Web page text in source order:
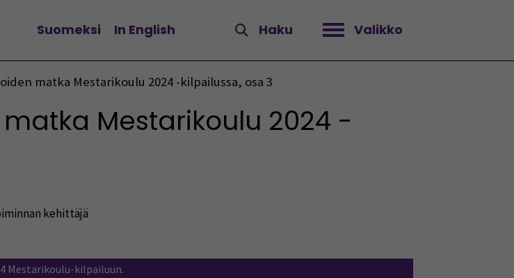
Vaihda kieltä
Suomeksi In English Haku Valikko
Avaa valikko
matka Mestarikoulu 2024 -kilpailussa, osa 3
Mestarikoulu 2024 -
kehittäjä
Mestarikoulu-kilpailuun.